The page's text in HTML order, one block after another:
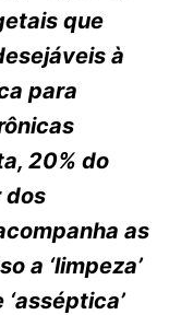
que
​​à
para
20% do
dos
as
a ‘limpeza’
asséptica’